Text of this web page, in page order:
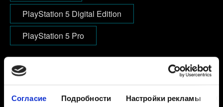
Согласие Подробности Настройки рекламы
PlayStation 5 Digital Edition
PlayStation 5 Pro
Электронная почта (избегайте опечаток!)